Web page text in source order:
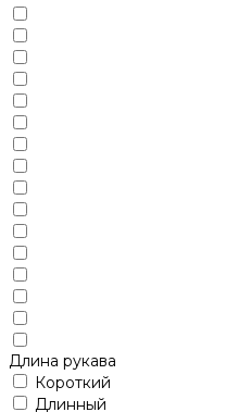
Длина рукава
Короткий
Длинный